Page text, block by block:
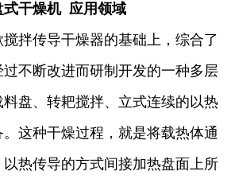
式干燥机 应用领域
拌传导干燥器的基础上，综合了
不断改进而研制开发的一种多层
盘、转耙搅拌、立式连续的以热
这种干燥过程，就是将载热体通
热传导的方式间接加热盘面上所